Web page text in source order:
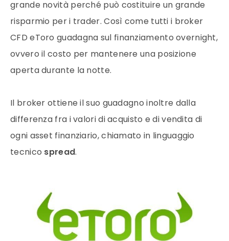
grande novità perché può costituire un grande
risparmio per i trader. Così come tutti i broker
CFD eToro guadagna sul finanziamento overnight,
ovvero il costo per mantenere una posizione
aperta durante la notte.
Il broker ottiene il suo guadagno inoltre dalla
differenza fra i valori di acquisto e di vendita di
ogni asset finanziario, chiamato in linguaggio
tecnico spread.